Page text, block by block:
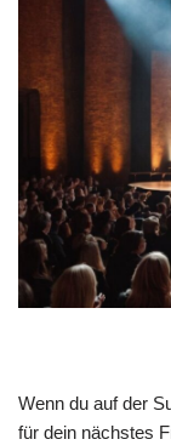
Wenn du auf der
für dein nächstes